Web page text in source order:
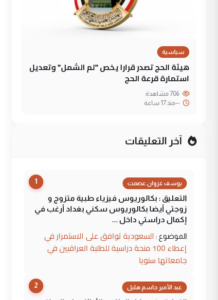
سياسية
هيئة الحج تصدر قرارا يخص "لم الشمل" وتعديل
استمارة قرعة الحج
--منذ 17 ساعة
آخر التعليقات
1 يوسف غزوان عصمت
التعليق : بكالوريوس فيزياء طبية متزوج و
زوجتي أيضا بكالوريوس سكني بغداد أرغب في
إكمال دراستي داخل ...
الموضوع : السعودية توافق على الاستمرار في
إعطاء 100 منحة دراسية للطلبة العراقيين في
جامعاتها سنويا
2 عبد الأمير جاسم هليل